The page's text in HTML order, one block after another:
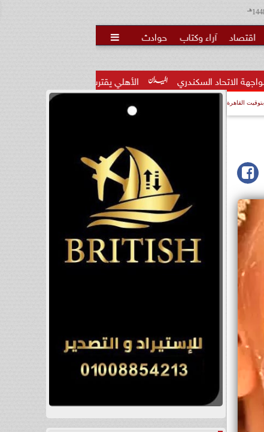
هـ
اقتصاد آراء وكتاب حوادث 
الأهلي يقترب من حسم صفقة محمود صلاح بعد تقارب
بتوقيت القاهرة